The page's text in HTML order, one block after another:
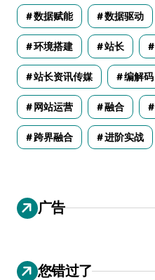
数据赋能 数据驱动
环境搭建 站长
站长资讯传媒 编解码
网站运营 融合
跨界融合 进阶实战
广告
您错过了